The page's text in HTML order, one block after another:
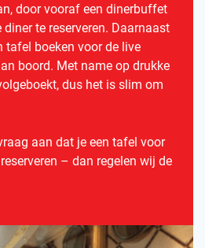
door vooraf een dinerbuffet
te reserveren. Daarnaast
tafel boeken voor de live
boord. Met name op drukke
dus het is slim om
aan dat je een tafel voor
– dan regelen wij de